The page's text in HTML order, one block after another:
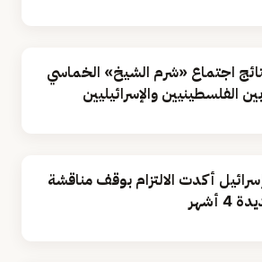
اجتماع «شرم الشيخ» الخماسي
الفلسطينيين والإسرائيليين
أكدت الالتزام بوقف مناقشة